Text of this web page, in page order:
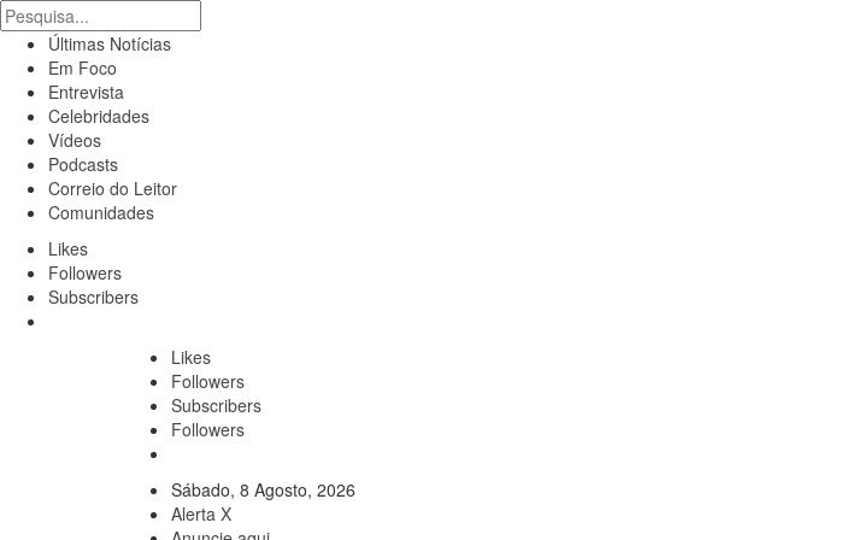
Últimas Notícias
Em Foco
Entrevista
Celebridades
Vídeos
Podcasts
Correio do Leitor
Comunidades
Likes
Followers
Subscribers
Likes
Followers
Subscribers
Followers
Sábado, 8 Agosto, 2026
Alerta X